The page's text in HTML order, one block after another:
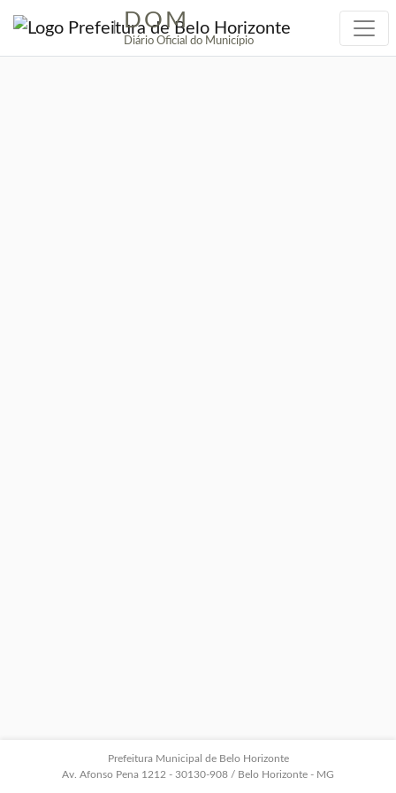
| DOM
Diário Oficial do Município
Prefeitura Municipal de Belo Horizonte
Av. Afonso Pena 1212 - 30130-908 / Belo Horizonte - MG